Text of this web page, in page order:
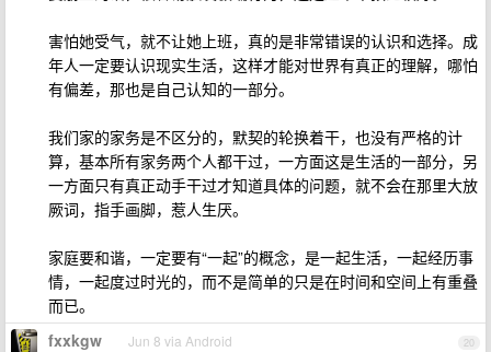
害怕她受气，就不让她上班，真的是非常错误的认识和选择。成
年人一定要认识现实生活，这样才能对世界有真正的理解，哪怕
有偏差，那也是自己认知的一部分。
我们家的家务是不区分的，默契的轮换着干，也没有严格的计
算，基本所有家务两个人都干过，一方面这是生活的一部分，另
一方面只有真正动手干过才知道具体的问题，就不会在那里大放
厥词，指手画脚，惹人生厌。
家庭要和谐，一定要有“一起”的概念，是一起生活，一起经历事
情，一起度过时光的，而不是简单的只是在时间和空间上有重叠
而已。
20
fxxkgw Jun 8 via Android